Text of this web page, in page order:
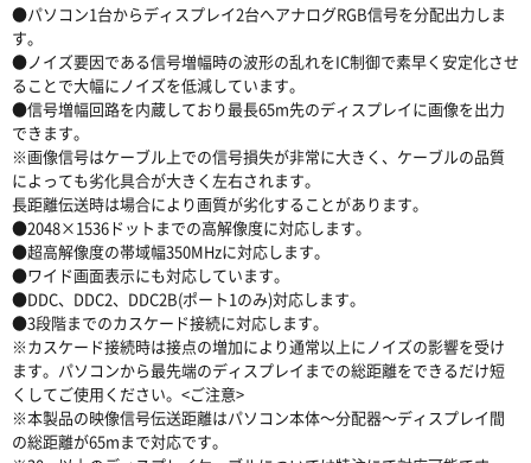
●パソコン1台からディスプレイ2台へアナログRGB信号を分配出力しま
す。
●ノイズ要因である信号増幅時の波形の乱れをIC制御で素早く安定化させ
ることで大幅にノイズを低減しています。
●信号増幅回路を内蔵しており最長65m先のディスプレイに画像を出力
できます。
※画像信号はケーブル上での信号損失が非常に大きく、ケーブルの品質
によっても劣化具合が大きく左右されます。
長距離伝送時は場合により画質が劣化することがあります。
●2048×1536ドットまでの高解像度に対応します。
●超高解像度の帯域幅350MHzに対応します。
●ワイド画面表示にも対応しています。
●DDC、DDC2、DDC2B(ポート1のみ)対応します。
●3段階までのカスケード接続に対応します。
※カスケード接続時は接点の増加により通常以上にノイズの影響を受け
ます。パソコンから最先端のディスプレイまでの総距離をできるだけ短
くしてご使用ください。<ご注意>
※本製品の映像信号伝送距離はパソコン本体〜分配器〜ディスプレイ間
の総距離が65mまで対応です。